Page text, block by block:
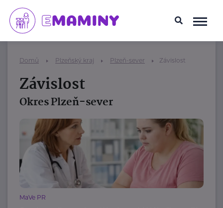
Domů Plzeňský kraj Plzeň-sever Závislost
Závislost
Okres Plzeň-sever
MaVe PR